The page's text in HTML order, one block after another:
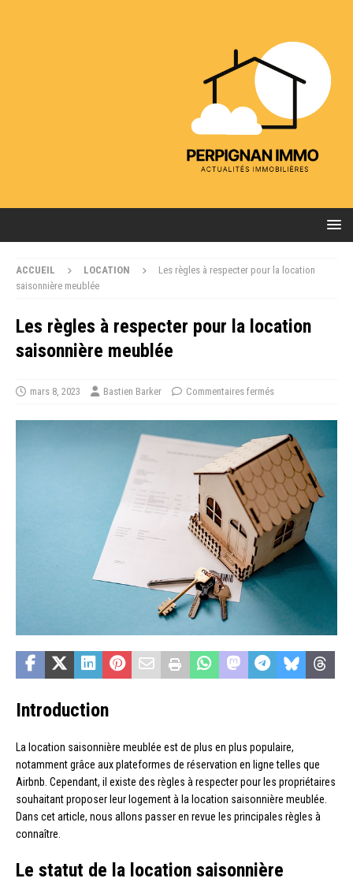
ACCUEIL LOCATION
Les règles à respecter pour la location
saisonnière meublée
Les règles à respecter pour la location
saisonnière meublée
mars 8, 2023 Bastien Barker Commentaires fermés
Introduction
La location saisonnière meublée est de plus en plus populaire,
notamment grâce aux plateformes de réservation en ligne telles que
Airbnb. Cependant, il existe des règles à respecter pour les propriétaires
souhaitant proposer leur logement à la location saisonnière meublée.
Dans cet article, nous allons passer en revue les principales règles à
connaître.
Le statut de la location saisonnière